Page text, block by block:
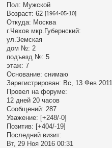
Пол: Мужской
Возраст: 62 [1964-05-10]
Откуда: Москва
г.Чехов мкр.Губернский:
ул.Земская
дом №: 2
подъезд №: 5
этаж: 7
Основание: снимаю
Зарегистрирован: Вс, 13 Фев 2011
Провел на форуме:
12 дней 20 часов
Сообщений: 287
Уважение: [+248/-0]
Позитив: [+404/-19]
Последний визит:
Вт, 29 Ноя 2016 00:31